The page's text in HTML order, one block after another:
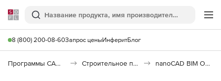
Softline
Поиск
8 (800) 200-08-60Запрос ценыИнферитБлог
Программы САПР и ГИС Строительное программное обеспечение nanoCAD BIM Отопление 26